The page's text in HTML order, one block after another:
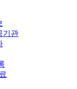
기관